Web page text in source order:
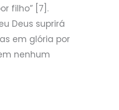
filho” [7].
Deus suprirá
em glória por
nenhum